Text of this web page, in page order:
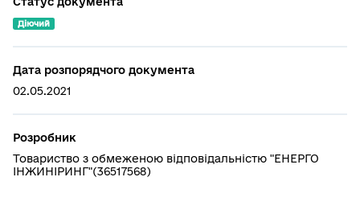
Діючий
Дата розпорядчого документа
02.05.2021
Розробник
Товариство з обмеженою відповідальністю "ЕНЕРГО
ІНЖИНІРИНГ"(36517568)